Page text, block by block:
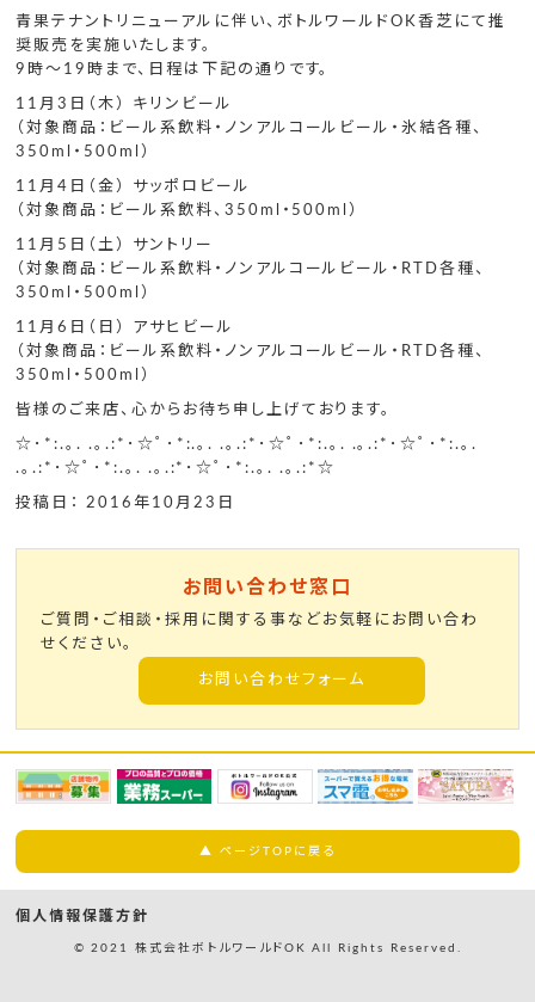
青果テナントリニューアルに伴い、ボトルワールドOK香芝にて推
奨販売を実施いたします。
9時～19時まで、日程は下記の通りです。
11月3日（木） キリンビール
（対象商品：ビール系飲料・ノンアルコールビール・氷結各種、
350ml・500ml）
11月4日（金） サッポロビール
（対象商品：ビール系飲料、350ml・500ml）
11月5日（土） サントリー
（対象商品：ビール系飲料・ノンアルコールビール・RTD各種、
350ml・500ml）
11月6日（日） アサヒビール
（対象商品：ビール系飲料・ノンアルコールビール・RTD各種、
350ml・500ml）
皆様のご来店、心からお待ち申し上げております。
☆･*:.｡. .｡.:*･☆ﾟ･*:.｡. .｡.:*･☆ﾟ･*:.｡. .｡.:*･☆ﾟ･*:.｡.
.｡.:*･☆ﾟ･*:.｡. .｡.:*･☆ﾟ･*:.｡. .｡.:*☆
投稿日： 2016年10月23日
お問い合わせ窓口
ご質問・ご相談・採用に関する事などお気軽にお問い合わ
せください。
お問い合わせフォーム
▲ ページTOPに戻る
個人情報保護方針
© 2021 株式会社ボトルワールドOK All Rights Reserved.